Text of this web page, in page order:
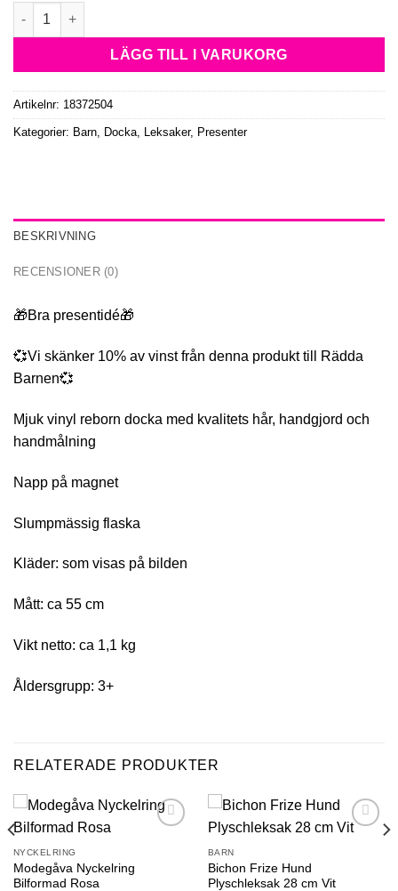
💞55 cm Reborn Baby Girl Docka Med Giraff mängd
LÄGG TILL I VARUKORG
Artikelnr: 18372504
Kategorier: Barn Docka Leksaker, Presenter
BESKRIVNING
RECENSIONER (0)
🎁Bra presentidé🎁
💞Vi skänker 10% av vinst från denna produkt till Rädda
Barnen💞
Mjuk vinyl reborn docka med kvalitets hår, handgjord och
handmålning
Napp på magnet
Slumpmässig flaska
Kläder: som visas på bilden
Mått: ca 55 cm
Vikt netto: ca 1,1 kg
Åldersgrupp: 3+
RELATERADE PRODUKTER
NYCKELRING
Modegåva Nyckelring
Bilformad Rosa
BARN
Bichon Frize Hund
Plyschleksak 28 cm Vit